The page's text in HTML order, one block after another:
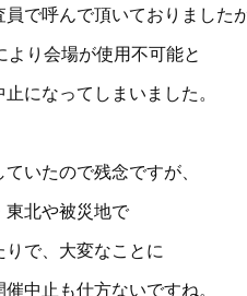
で呼んで頂いておりました
より会場が使用不可能と
になってしまいました。
いたので残念ですが、
東北や被災地で
で、大変なことに
中止も仕方ないですね。